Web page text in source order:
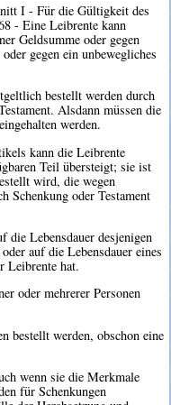
I - Für die Gültigkeit des
- Eine Leibrente kann
Geldsumme oder gegen
gegen ein unbewegliches
bestellt werden durch
Alsdann müssen die
werden.
kann die Leibrente
Teil übersteigt; sie ist
wird, die wegen
Schenkung oder Testament
die Lebensdauer desjenigen
auf die Lebensdauer eines
Leibrente hat.
oder mehrerer Personen
bestellt werden, obschon eine
wenn sie die Merkmale
für Schenkungen